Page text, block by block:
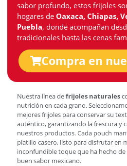
sabor profundo, estos frijoles
hogares de Oaxaca, Chiapas,
Puebla, donde acompañan
tradicionales hasta las cenas
Compra en
Nuestra línea defrijoles naturales
nutrición en cada grano.
mejores frijoles para conservar su
auténtico, garantizando la frescura y
nuestros productos. Cada pouch
platillo casero, listo para disfrutar en
inconfundible toque que ha hecho
buen sabor mexicano.